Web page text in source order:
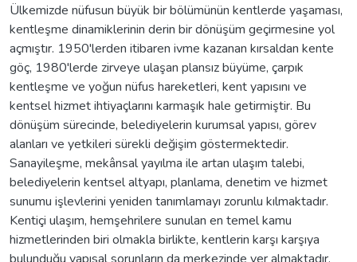
Ülkemizde nüfusun büyük bir bölümünün kentlerde yaşaması,
kentleşme dinamiklerinin derin bir dönüşüm geçirmesine yol
açmıştır. 1950'lerden itibaren ivme kazanan kırsaldan kente
göç, 1980'lerde zirveye ulaşan plansız büyüme, çarpık
kentleşme ve yoğun nüfus hareketleri, kent yapısını ve
kentsel hizmet ihtiyaçlarını karmaşık hale getirmiştir. Bu
dönüşüm sürecinde, belediyelerin kurumsal yapısı, görev
alanları ve yetkileri sürekli değişim göstermektedir.
Sanayileşme, mekânsal yayılma ile artan ulaşım talebi,
belediyelerin kentsel altyapı, planlama, denetim ve hizmet
sunumu işlevlerini yeniden tanımlamayı zorunlu kılmaktadır.
Kentiçi ulaşım, hemşehrilere sunulan en temel kamu
hizmetlerinden biri olmakla birlikte, kentlerin karşı karşıya